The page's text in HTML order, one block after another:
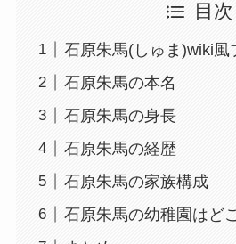
目次
石原朱馬(しゅま)wiki風
石原朱馬の本名
石原朱馬の身長
石原朱馬の経歴
石原朱馬の家族構成
石原朱馬の幼稚園はど